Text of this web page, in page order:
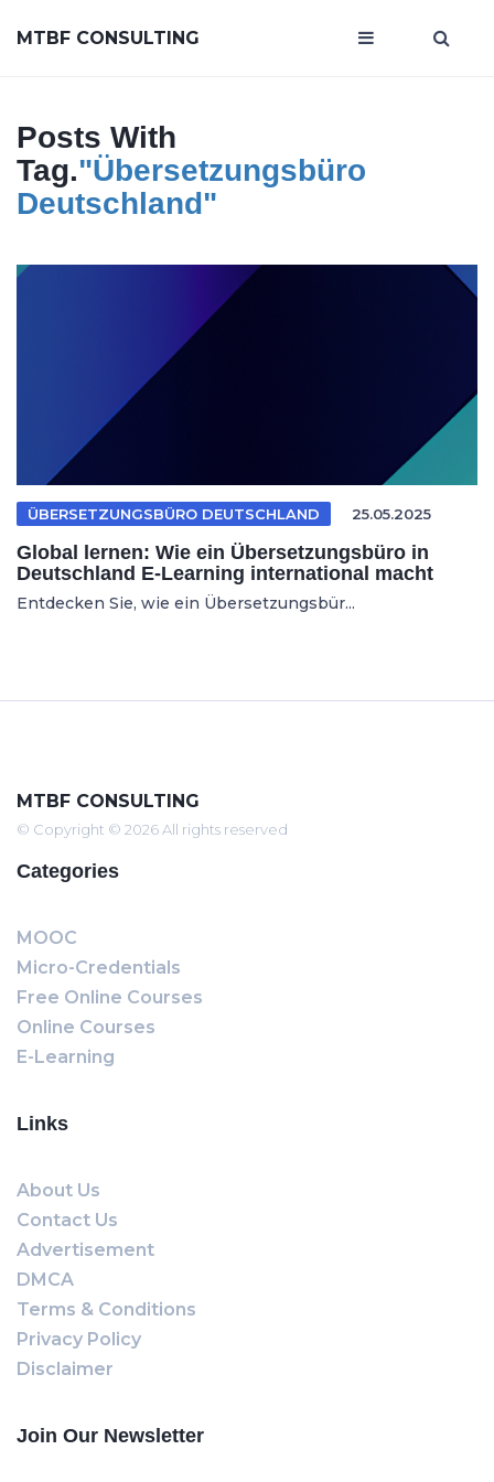
MTBF CONSULTING
Posts With
Tag."übersetzungsbüro
Deutschland"
ÜBERSETZUNGSBÜRO DEUTSCHLAND 25.05.2025
Global lernen: Wie ein Übersetzungsbüro in
Deutschland E-Learning international macht
Entdecken Sie, wie ein Übersetzungsbür...
MTBF CONSULTING
© Copyright © 2026 All rights reserved
Categories
MOOC
Micro-Credentials
Free Online Courses
Online Courses
E-Learning
Links
About Us
Contact Us
Advertisement
DMCA
Terms & Conditions
Privacy Policy
Disclaimer
Join Our Newsletter